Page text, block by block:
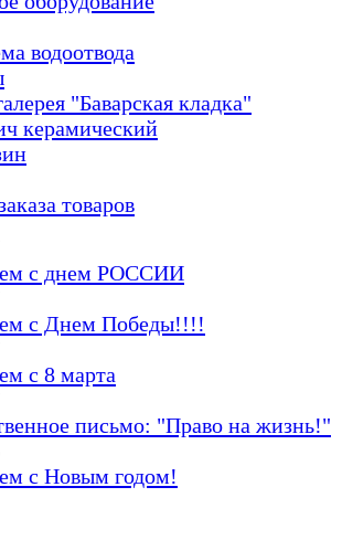
водоотвода
"Баварская кладка"
керамический
товаров
с днем РОССИИ
с Днем Победы!!!!
с 8 марта
письмо: "Право на жизнь!"
с Новым годом!